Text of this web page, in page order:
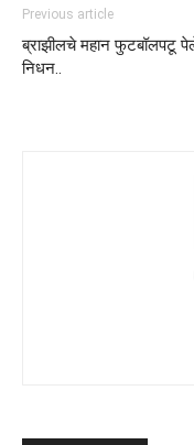
Previous article
ब्राझीलचे महान फुटबॉलपटू
निधन..